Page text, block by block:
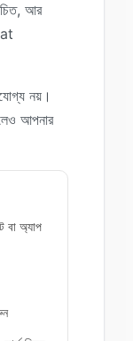
আর
নয়।
আপনার
বা অ্যাপ